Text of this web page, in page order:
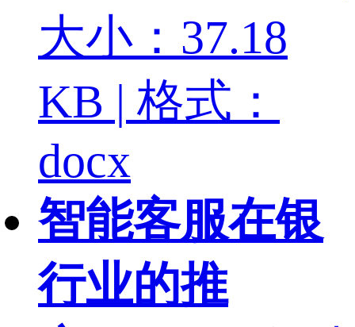
大小：37.18
KB | 格式：
docx
智能客服在银
行业的推